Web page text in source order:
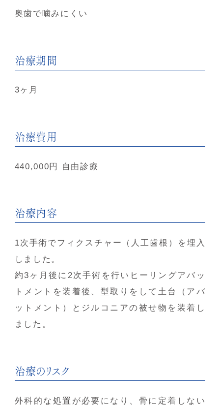
奥歯で噛みにくい
治療期間
3ヶ月
治療費用
440,000円 自由診療
治療内容
1次手術でフィクスチャー（人工歯根）を埋入
しました。
約3ヶ月後に2次手術を行いヒーリングアバッ
トメントを装着後、型取りをして土台（アバ
ットメント）とジルコニアの被せ物を装着し
ました。
治療のリスク
外科的な処置が必要になり、骨に定着しない